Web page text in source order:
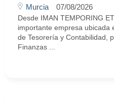
Murcia 07/08/2026
Desde IMAN TEMPORING
importante empresa ubicada
de Tesorería y Contabilidad,
Finanzas ...